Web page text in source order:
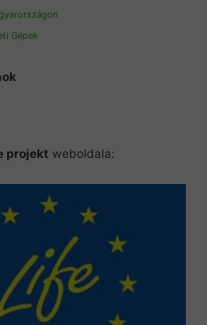
Gépek
projekt weboldala: